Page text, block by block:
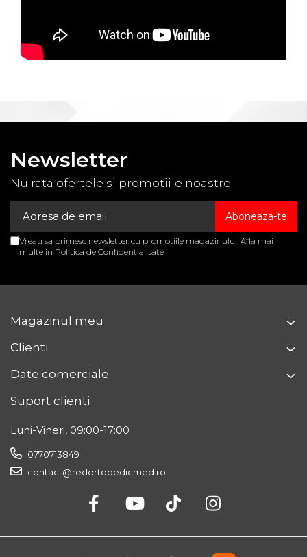
Newsletter
Nu rata ofertele si promotiile noastre
Vreau sa primesc newsletter cu promotiile magazinului. Afla mai
multe in Politica de Confidentialitate
Magazinul meu
Clienti
Date comerciale
Suport clienti
Luni-Vineri, 09:00-17:00
0770713849
contact@redortopedicmed.ro